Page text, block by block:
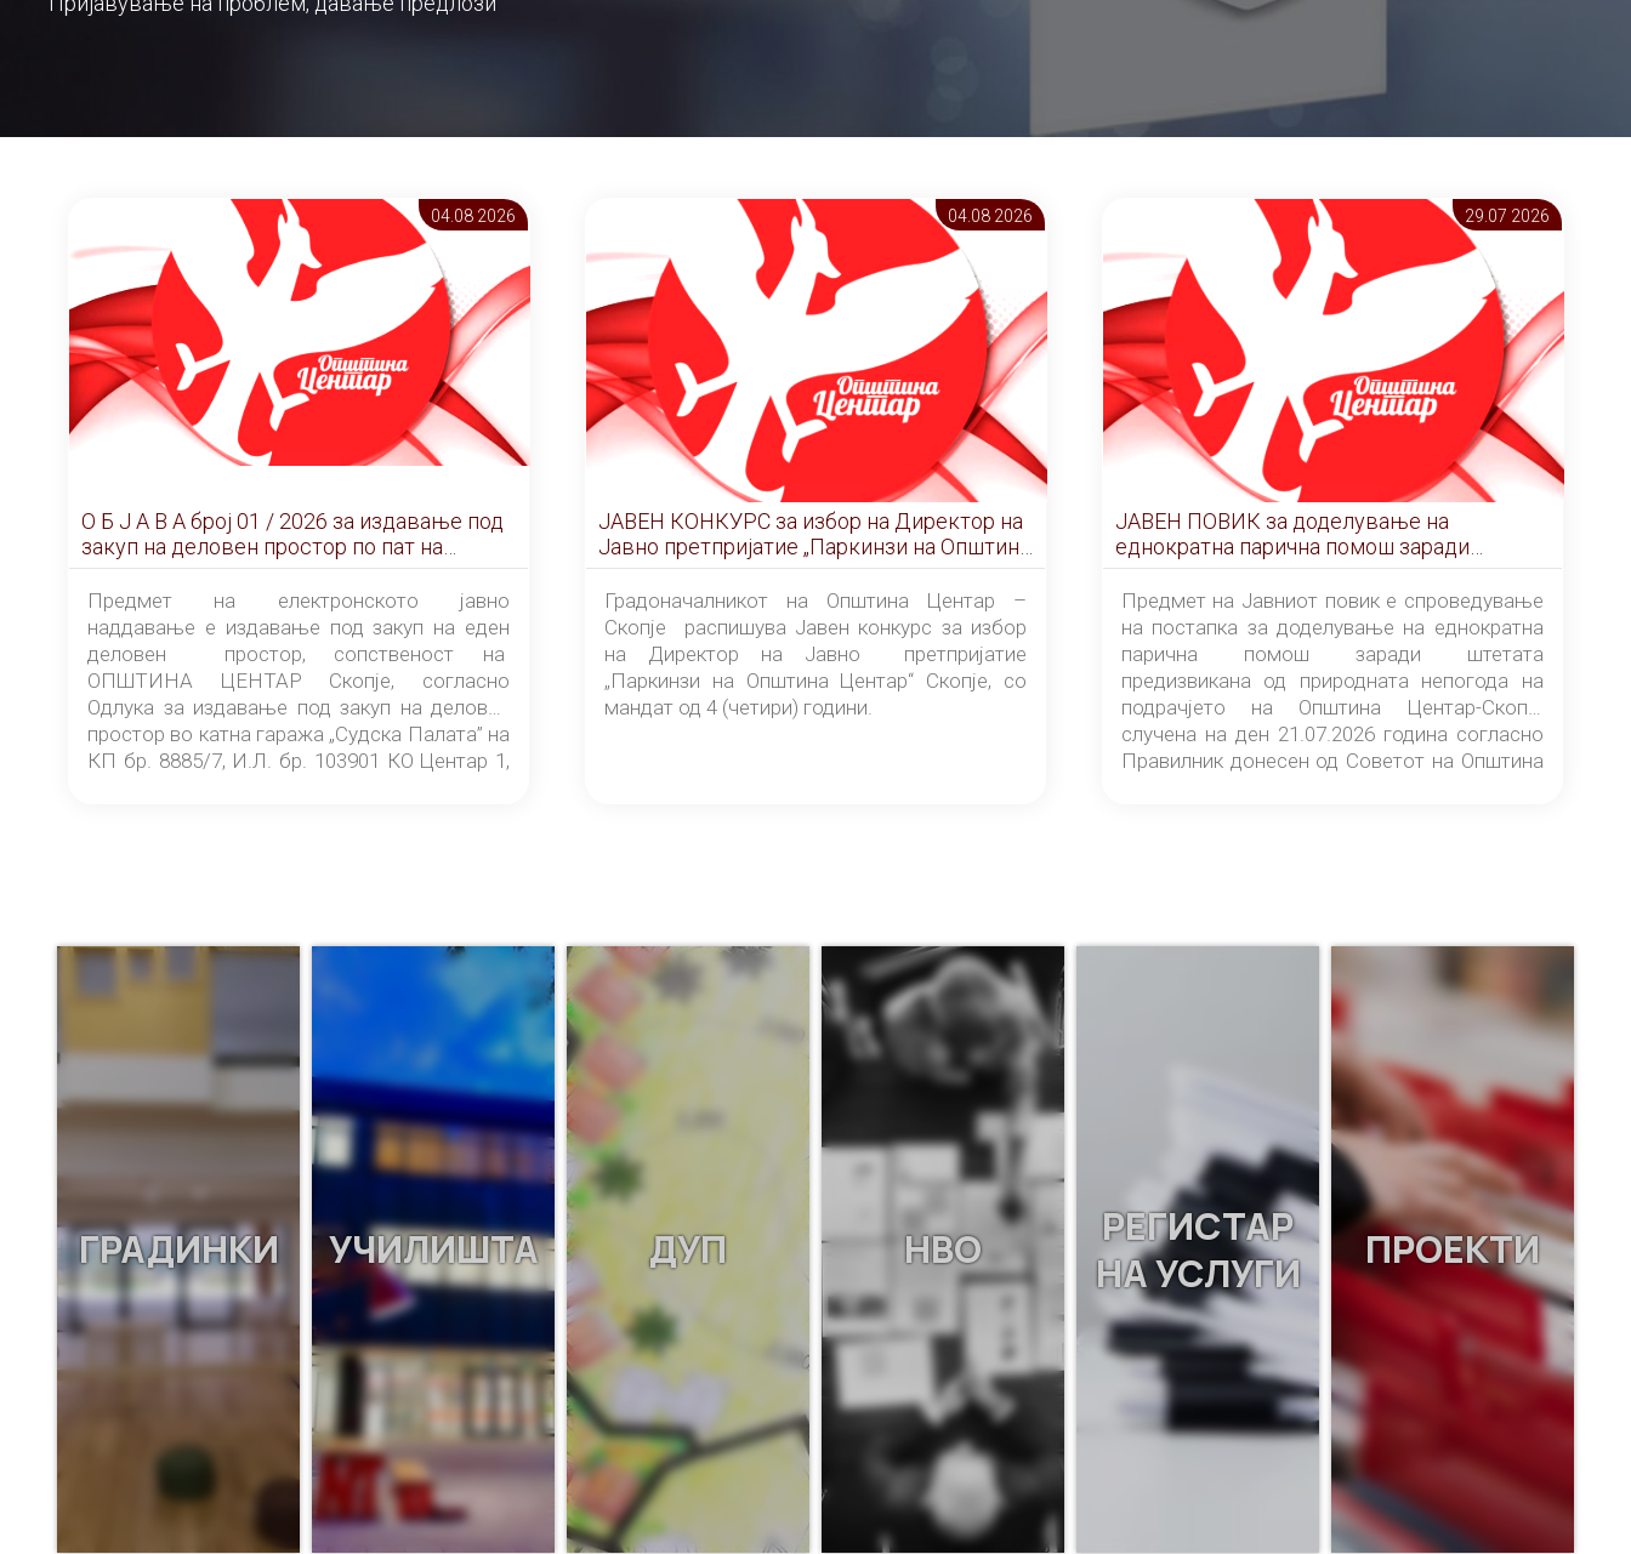
04.08 2026
О Б Ј А В А брoj 01 / 2026 за издавање под
закуп на деловен простор по пат на
ЕЛЕКТРОНСКО ЈАВНО НАДДАВАЊЕ
Предмет на електронското јавно
наддавање е издавање под закуп на еден
деловен простор, сопственост на
ОПШТИНА ЦЕНТАР Скопје, согласно
Одлука за издавање под закуп на деловен
простор во катна гаража „Судска Палата” на
КП бр. 8885/7, И.Л. бр. 103901 КО Центар 1,
понудувач.
04.08 2026
ЈАВЕН КОНКУРС за избор на Директор на
Јавно претпријатие „Паркинзи на Општина
Центар“ – Скопје
Градоначалникот на Општина Центар –
Скопје распишува Јавен конкурс за избор
на Директор на Јавно претпријатие
„Паркинзи на Општина Центар“ Скопје, со
мандат од 4 (четири) години.
29.07 2026
ЈАВЕН ПОВИК за доделување на
еднократна парична помош заради
штетата предизвикана од природната
непогода на подрачјето на Општина
Центар-Скопје случена на ден 21.07.2026
година
Предмет на Јавниот повик е спроведување
на постапка за доделување на еднократна
парична помош заради штетата
предизвикана од природната непогода на
подрачјето на Општина Центар-Скопје
случена на ден 21.07.2026 година согласно
Правилник донесен од Советот на Општина
ГРАДИНКИ УЧИЛИШТА ДУП НВО
РЕГИСТАР
НА УСЛУГИ
ПРОЕКТИ